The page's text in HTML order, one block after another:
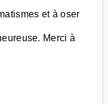
et à oser
Merci à